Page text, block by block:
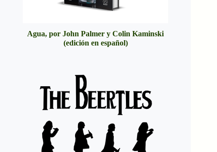
Agua, por John Palmer y Colin Kaminski
(edición en español)